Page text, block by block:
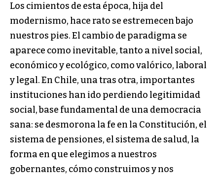
Los cimientos de esta época, hija del
modernismo, hace rato se estremecen bajo
nuestros pies. El cambio de paradigma se
aparece como inevitable, tanto a nivel social,
económico y ecológico, como valórico, laboral
y legal. En Chile, una tras otra, importantes
instituciones han ido perdiendo legitimidad
social, base fundamental de una democracia
sana: se desmorona la fe en la Constitución, el
sistema de pensiones, el sistema de salud, la
forma en que elegimos a nuestros
gobernantes, cómo construimos y nos